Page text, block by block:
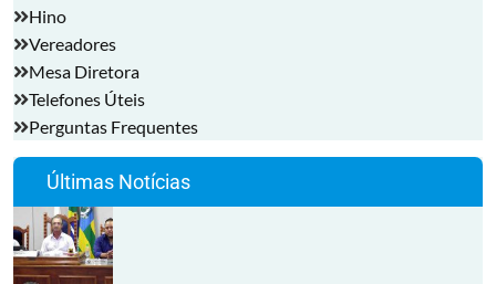
Hino
Vereadores
Mesa Diretora
Telefones Úteis
Perguntas Frequentes
Últimas Notícias